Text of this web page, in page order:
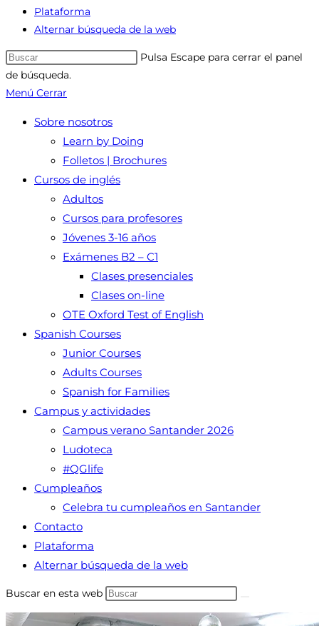
Plataforma
Alternar búsqueda de la web
Pulsa Escape para cerrar el panel
de búsqueda.
Menú Cerrar
Sobre nosotros
Learn by Doing
Folletos | Brochures
Cursos de inglés
Adultos
Cursos para profesores
Jóvenes 3-16 años
Exámenes B2 – C1
Clases presenciales
Clases on-line
OTE Oxford Test of English
Spanish Courses
Junior Courses
Adults Courses
Spanish for Families
Campus y actividades
Campus verano Santander 2026
Ludoteca
#QGlife
Cumpleaños
Celebra tu cumpleaños en Santander
Contacto
Plataforma
Alternar búsqueda de la web
Buscar en esta web